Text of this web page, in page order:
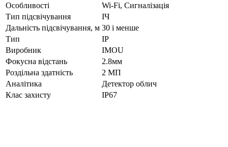
Особливості
Wi-Fi, Сигналізація
Тип підсвічування
ІЧ
Дальність підсвічування, м 30 і менше
Тип
IP
Виробник
IMOU
Фокусна відстань
2.8мм
Роздільна здатність
2 МП
Аналітика
Детектор облич
Клас захисту
IP67